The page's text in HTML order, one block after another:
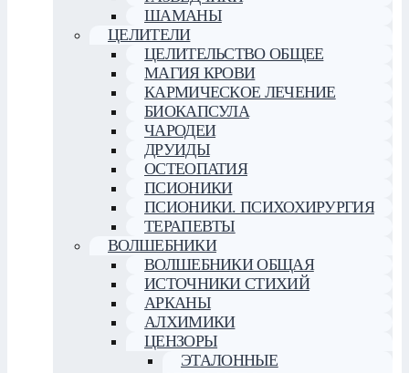
ШАМАНЫ
ЦЕЛИТЕЛИ
ЦЕЛИТЕЛЬСТВО ОБЩЕЕ
МАГИЯ КРОВИ
КАРМИЧЕСКОЕ ЛЕЧЕНИЕ
БИОКАПСУЛА
ЧАРОДЕИ
ДРУИДЫ
ОСТЕОПАТИЯ
ПСИОНИКИ
ПСИОНИКИ. ПСИХОХИРУРГИЯ
ТЕРАПЕВТЫ
ВОЛШЕБНИКИ
ВОЛШЕБНИКИ ОБЩАЯ
ИСТОЧНИКИ СТИХИЙ
АРКАНЫ
АЛХИМИКИ
ЦЕНЗОРЫ
ЭТАЛОННЫЕ